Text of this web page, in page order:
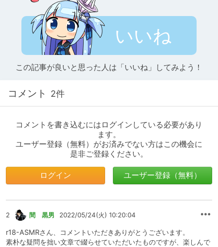
いいね
この記事が良いと思った人は「いいね」してみよう！
コメント 2件
コメントを書き込むにはログインしている必要があり
ます。
ユーザー登録（無料）がお済みでない方はこの機会に
是非ご登録ください。
ログイン ユーザー登録（無料）
2 間 黒男 2022/05/24(火) 10:20:04
r18-ASMRさん、コメントいただきありがとうございます。
素朴な疑問を拙い文章で綴らせていただいたものですが、楽しんで